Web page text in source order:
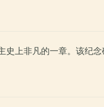
上非凡的一章。该纪